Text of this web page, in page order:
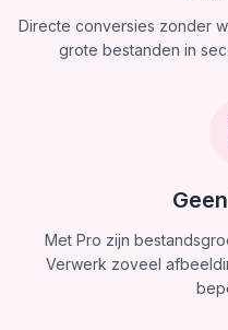
Directe conversies zonder
grote bestanden in
Met Pro zijn
Verwerk zoveel